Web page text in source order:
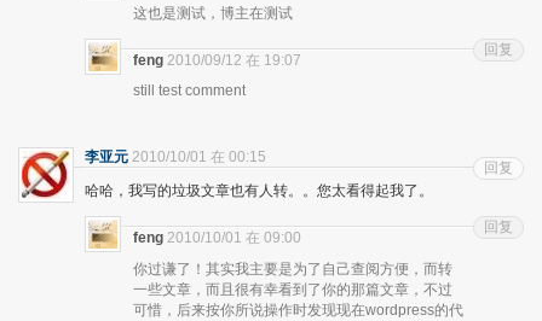
这也是测试，博主在测试
feng 2010/09/12 在 19:07
still test comment
回复
李亚元 2010/10/01 在 00:15
哈哈，我写的垃圾文章也有人转。。您太看得起我了。
回复
feng 2010/10/01 在 09:00
你过谦了！其实我主要是为了自己查阅方便，而转
一些文章，而且很有幸看到了你的那篇文章，不过
可惜，后来按你所说操作时发现现在wordpress的代
回复